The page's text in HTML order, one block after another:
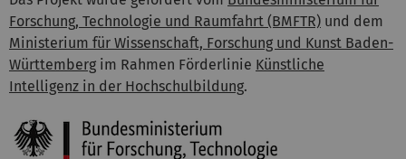
Forschung, Technologie und Raumfahrt (BMFTR) und dem
Ministerium für Wissenschaft, Forschung und Kunst Baden-
Württemberg im Rahmen Förderlinie Künstliche
Intelligenz in der Hochschulbildung.